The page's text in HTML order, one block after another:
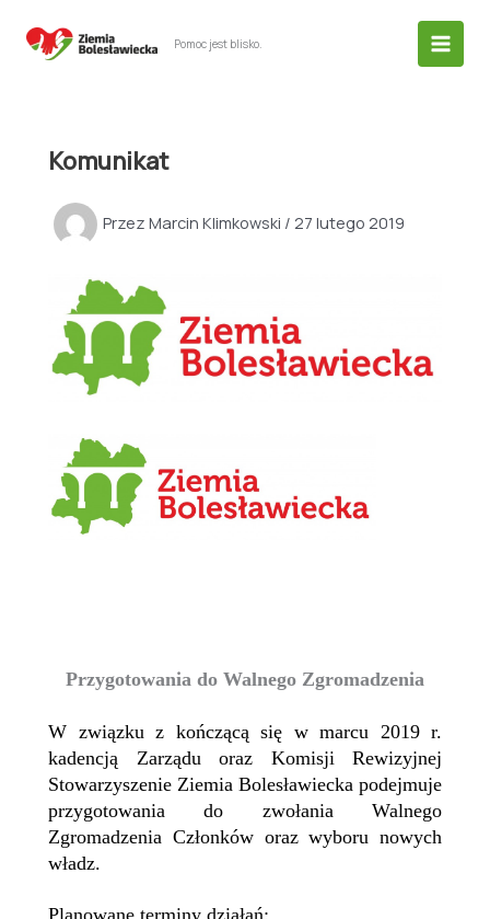
Pomoc jest blisko.
Komunikat
Przez Marcin Klimkowski / 27 lutego 2019
Przygotowania do Walnego Zgromadzenia
W związku z kończącą się w marcu 2019 r.
kadencją Zarządu oraz Komisji Rewizyjnej
Stowarzyszenie Ziemia Bolesławiecka podejmuje
przygotowania do zwołania Walnego
Zgromadzenia Członków oraz wyboru nowych
władz.
Planowane terminy działań: